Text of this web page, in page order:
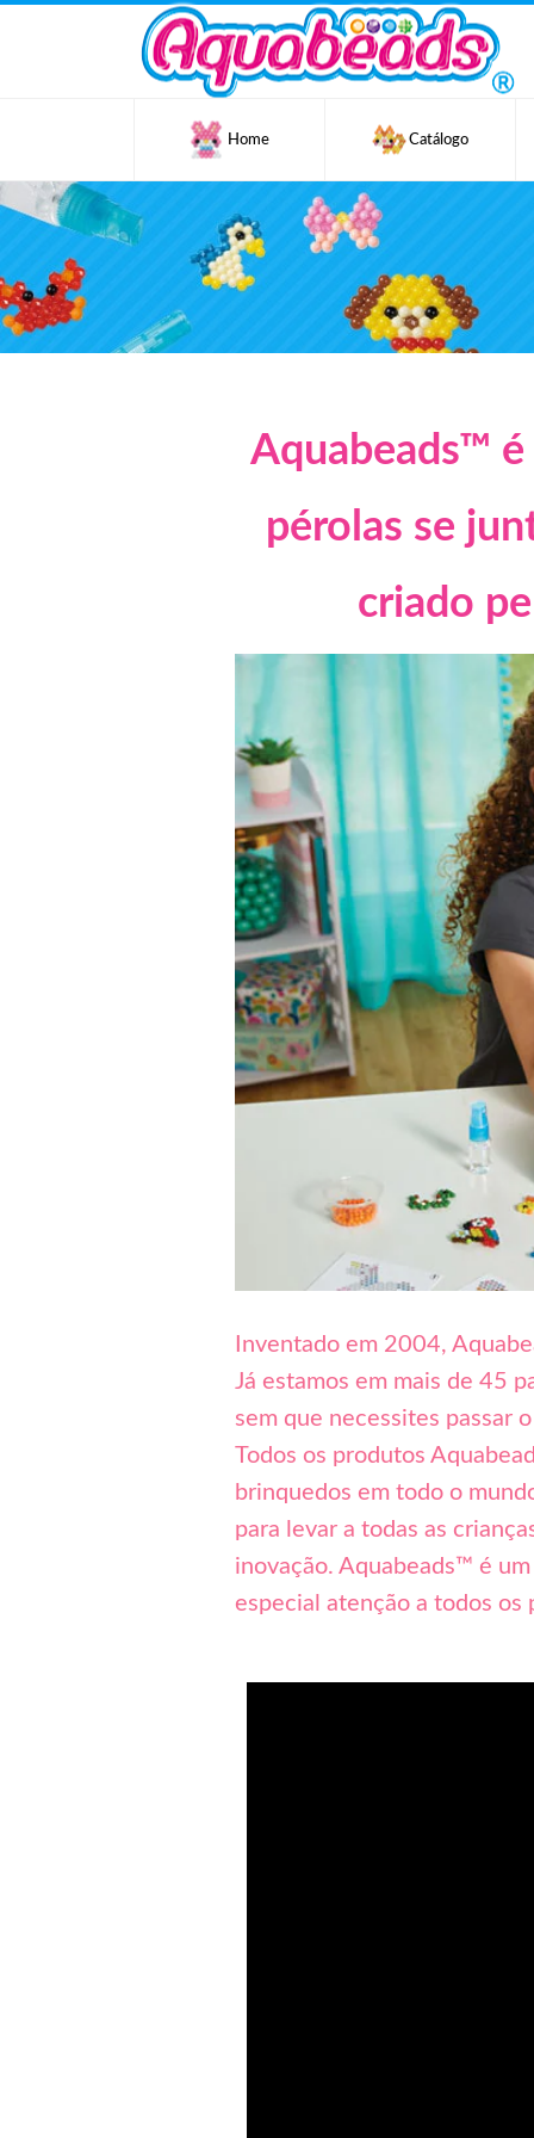
Home Catálogo
Aquabeads™
pérolas se
criado
Inventado em 2004,
Já estamos em mais de 45
sem que necessites passar
Todos os produtos
brinquedos em todo o
para levar a todas as
inovação. Aquabeads™ é
especial atenção a todos